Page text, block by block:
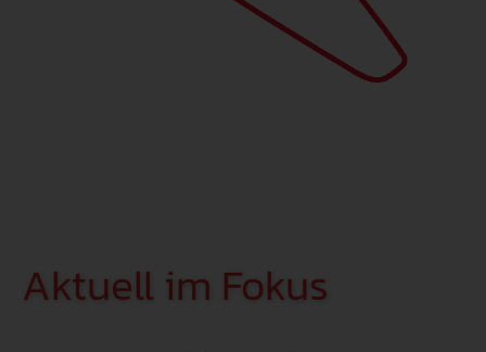
Aktuell im Fokus